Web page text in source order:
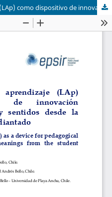
Un laboratorio de aprendizaje (LAp) como dispositivo de innovación pedagógica: voces y sentidos desde la perspectiva del estudiantado